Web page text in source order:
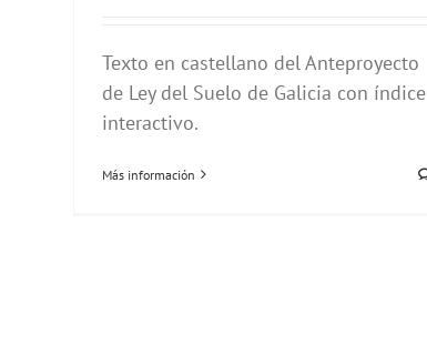
Texto en castellano del Anteproyecto
de Ley del Suelo de Galicia con índice
interactivo.
Más información